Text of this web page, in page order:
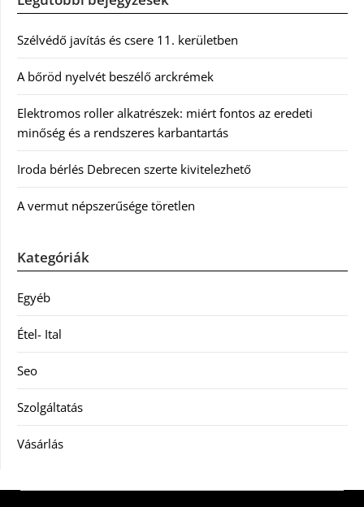
Szélvédő javítás és csere 11. kerületben
A bőröd nyelvét beszélő arckrémek
Elektromos roller alkatrészek: miért fontos az eredeti
minőség és a rendszeres karbantartás
Iroda bérlés Debrecen szerte kivitelezhető
A vermut népszerűsége töretlen
Kategóriák
Egyéb
Étel- Ital
Seo
Szolgáltatás
Vásárlás